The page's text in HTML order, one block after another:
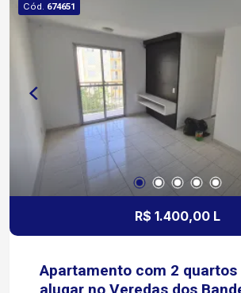
Cód. 674651
R$ 1.400,00 L
Apartamento com 2 quartos